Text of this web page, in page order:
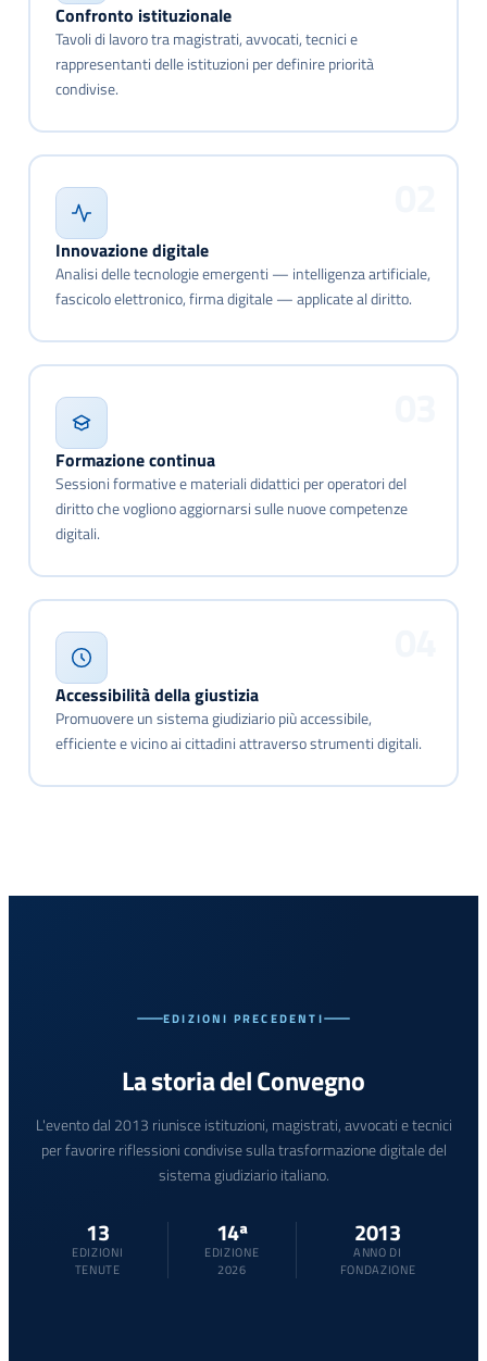
Confronto istituzionale
Tavoli di lavoro tra magistrati, avvocati, tecnici e
rappresentanti delle istituzioni per definire priorità
condivise.
Innovazione digitale
Analisi delle tecnologie emergenti — intelligenza artificiale,
fascicolo elettronico, firma digitale — applicate al diritto.
Formazione continua
Sessioni formative e materiali didattici per operatori del
diritto che vogliono aggiornarsi sulle nuove competenze
digitali.
Accessibilità della giustizia
Promuovere un sistema giudiziario più accessibile,
efficiente e vicino ai cittadini attraverso strumenti digitali.
EDIZIONI PRECEDENTI
La storia del Convegno
L'evento dal 2013 riunisce istituzioni, magistrati, avvocati e tecnici
per favorire riflessioni condivise sulla trasformazione digitale del
sistema giudiziario italiano.
13
EDIZIONI
TENUTE
14ª
EDIZIONE
2026
2013
ANNO DI
FONDAZIONE